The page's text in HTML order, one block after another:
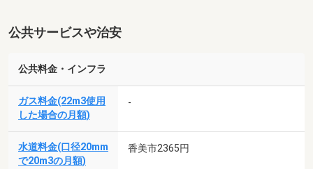
公共サービスや治安
公共料金・インフラ
ガス料金(22m3使用
した場合の月額)
-
水道料金(口径20mm
で20m3の月額)
香美市2365円